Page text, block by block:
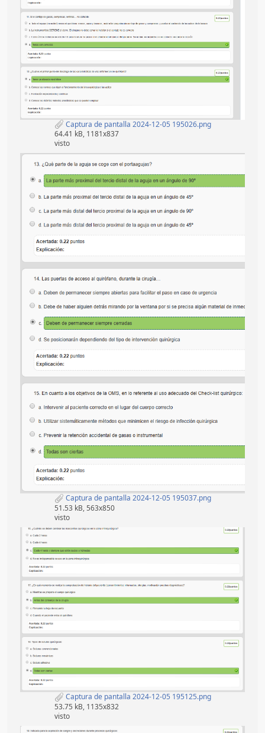
Captura de pantalla 2024-12-05 195026.png
64.41 kB, 1181x837
visto
Captura de pantalla 2024-12-05 195037.png
51.53 kB, 563x850
visto
Captura de pantalla 2024-12-05 195125.png
53.75 kB, 1135x832
visto